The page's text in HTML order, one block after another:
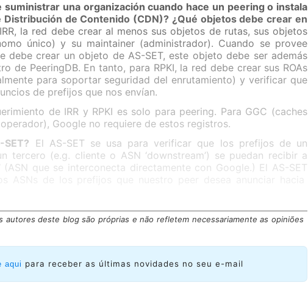
suministrar una organización cuando hace un peering o instala
Distribución de Contenido (CDN)? ¿Qué objetos debe crear en
la red debe crear al menos sus objetos de rutas, sus objetos
único) y su maintainer (administrador). Cuando se provee
debe crear un objeto de AS-SET, este objeto debe ser además
de PeeringDB. En tanto, para RPKI, la red debe crear sus ROAs
para soportar seguridad del enrutamiento) y verificar que
de prefijos que nos envían.
de IRR y RPKI es solo para peering. Para GGC (caches
Google no requiere de estos registros.
El AS-SET se usa para verificar que los prefijos de un
tercero (e.g. cliente o ASN ‘downstream’) se puedan recibir a
(ASN que se interconecta directamente con Google.) El AS-SET
autores deste blog são próprias e não refletem necessariamente as opiniões
aqui para receber as últimas novidades no seu e-mail